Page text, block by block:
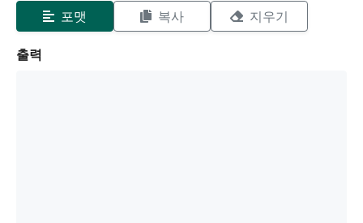
포맷 복사 지우기
출력